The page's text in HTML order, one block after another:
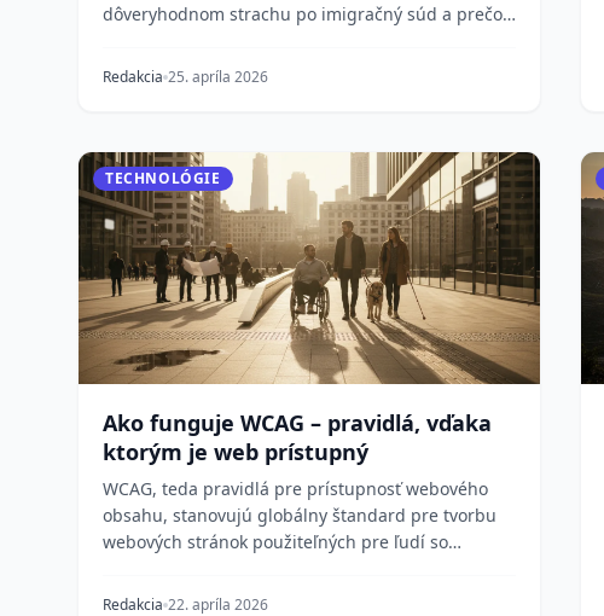
dôveryhodnom strachu po imigračný súd a prečo
Redakcia 25. apríla 2026
TECHNOLÓGIE
Ako funguje WCAG – pravidlá, vďaka
ktorým je web prístupný
WCAG, teda pravidlá pre prístupnosť webového
obsahu, stanovujú globálny štandard pre tvorbu
webových stránok použiteľných pre ľudí so
Redakcia 22. apríla 2026